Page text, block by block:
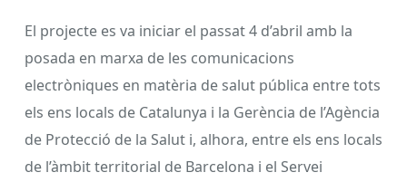
El projecte es va iniciar el passat 4 d’abril amb la
posada en marxa de les comunicacions
electròniques en matèria de salut pública entre tots
els ens locals de Catalunya i la Gerència de l’Agència
de Protecció de la Salut i, alhora, entre els ens locals
de l’àmbit territorial de Barcelona i el Servei